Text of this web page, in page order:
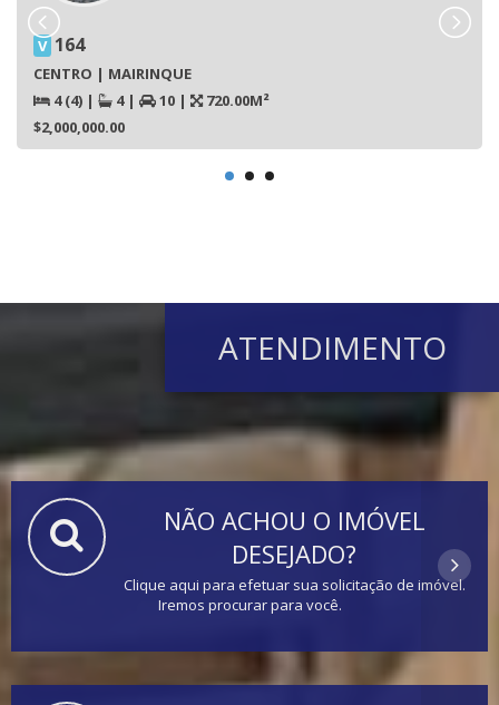
V 164
CENTRO | MAIRINQUE
4 (4) | 4 | 10 |
720.00M²
$2,000,000.00
ATENDIMENTO
NÃO ACHOU O IMÓVEL
DESEJADO?
Clique aqui para efetuar sua solicitação de imóvel.
Iremos procurar para você.